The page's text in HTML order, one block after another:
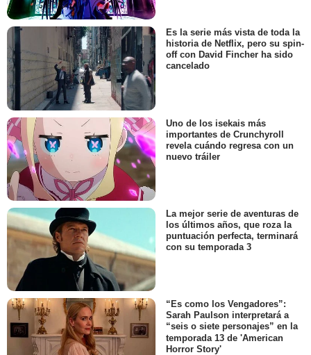
Es la serie más vista de toda la
historia de Netflix, pero su spin-
off con David Fincher ha sido
cancelado
Uno de los isekais más
importantes de Crunchyroll
revela cuándo regresa con un
nuevo tráiler
La mejor serie de aventuras de
los últimos años, que roza la
puntuación perfecta, terminará
con su temporada 3
“Es como los Vengadores”:
Sarah Paulson interpretará a
“seis o siete personajes” en la
temporada 13 de 'American
Horror Story'